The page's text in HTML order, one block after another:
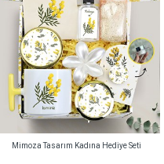
Mimoza Tasarım Kadına Hediye Seti